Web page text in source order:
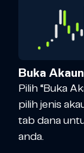
Buka
Pilih “Buka
pilih jenis
tab dana
anda.